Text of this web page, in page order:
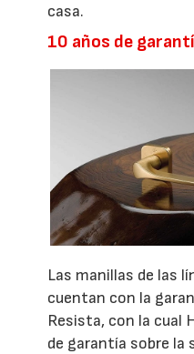
casa.
10 años de
Las manillas de las
cuentan con la
Resista, con la cual
de garantía sobre la